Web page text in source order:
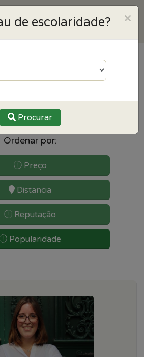
para
Ordenar por:
Preço
Distancia
Reputação
Popularidade
×
de escolaridade?
Procurar